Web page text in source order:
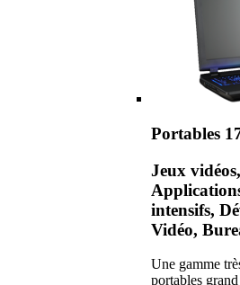
Portables
Jeux
intensifs,
Vidéo,
Une gamme
portables